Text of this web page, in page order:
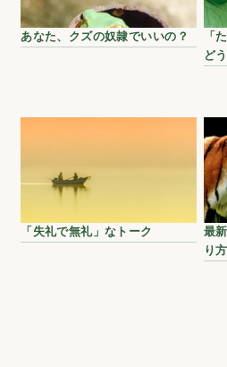
あなた、クズの奴隷でいいの？
「
ど
「失礼で無礼」なトーク
最
り方